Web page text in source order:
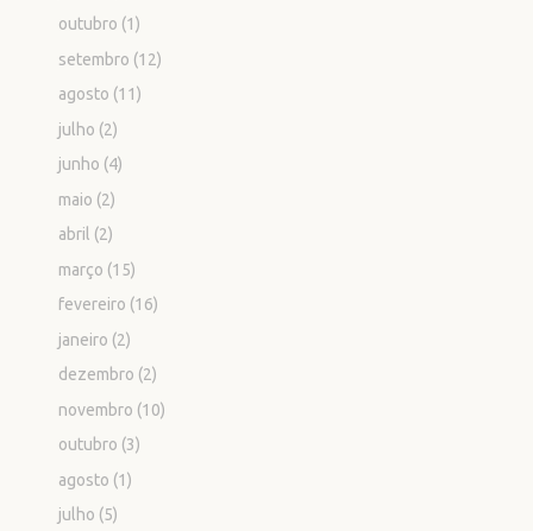
outubro (1)
setembro (12)
agosto (11)
julho (2)
junho (4)
maio (2)
abril (2)
março (15)
fevereiro (16)
janeiro (2)
dezembro (2)
novembro (10)
outubro (3)
agosto (1)
julho (5)